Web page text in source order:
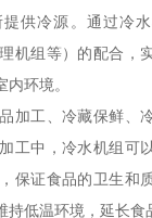
供冷源。通过冷
机组等）的配合，
环境。
加工、冷藏保鲜、
工中，冷水机组可
保证食品的卫生和
低温环境，延长食